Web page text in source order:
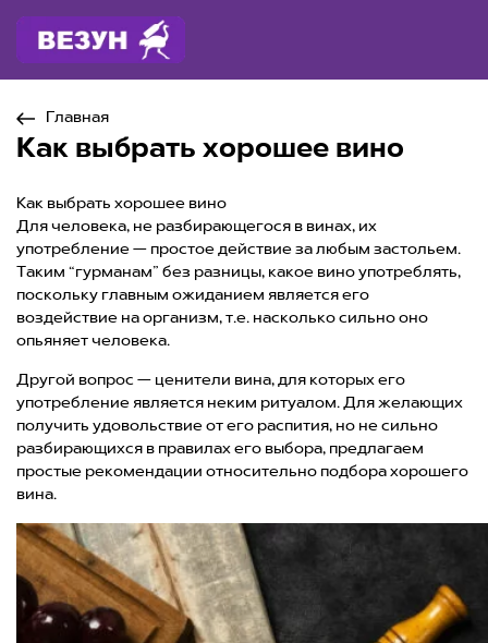
Главная
Как выбрать хорошее вино
Как выбрать хорошее вино
Для человека, не разбирающегося в винах, их
употребление — простое действие за любым застольем.
Таким “гурманам” без разницы, какое вино употреблять,
поскольку главным ожиданием является его
воздействие на организм, т.е. насколько сильно оно
опьяняет человека.
Другой вопрос — ценители вина, для которых его
употребление является неким ритуалом. Для желающих
получить удовольствие от его распития, но не сильно
разбирающихся в правилах его выбора, предлагаем
простые рекомендации относительно подбора хорошего
вина.